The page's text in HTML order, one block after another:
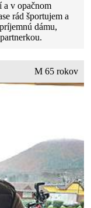
a v opačnom
rád športujem a
dámu,
M 65 rokov